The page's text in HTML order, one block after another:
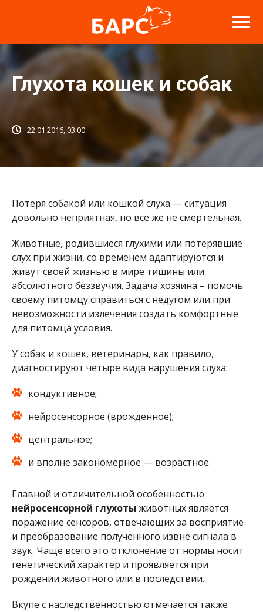
Глухота кошек и собак
22.01.2016, 03:00
Потеря собакой или кошкой слуха — ситуация
довольно неприятная, но всё же не смертельная.
Животные, родившиеся глухими или потерявшие
слух при жизни, со временем адаптируются и
живут своей жизнью в мире тишины или
абсолютного беззвучия. Задача хозяина – помочь
своему питомцу справиться с недугом или при
невозможности излечения создать комфортные
для питомца условия.
У собак и кошек, ветеринары, как правило,
диагностируют четыре вида нарушения слуха:
кондуктивное;
нейросенсорное (врождённое);
центральное;
и вполне закономерное — возрастное.
Главной и отличительной особенностью
нейросенсорной глухоты животных является
поражение сенсоров, отвечающих за восприятие
и преобразование полученного извне сигнала в
звук. Чаще всего это отклонение от нормы носит
генетический характер и проявляется при
рождении животного или в последствии.
Вкупе с наследственностью отмечается также